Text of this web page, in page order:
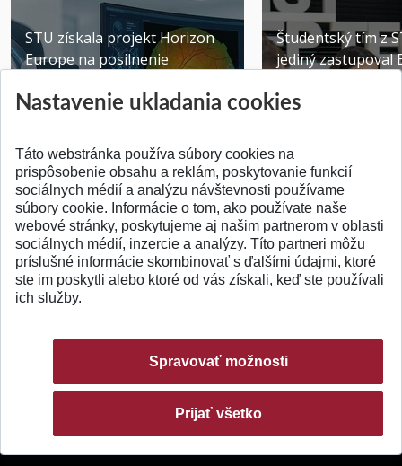
STU získala projekt Horizon
Europe na posilnenie
Publikované 31.07.2026
Študentský tím z
jediný zastupoval
Publikované
SPÄŤ NA VRCH
Nastavenie ukladania cookies
Táto webstránka používa súbory cookies na
prispôsobenie obsahu a reklám, poskytovanie funkcií
sociálnych médií a analýzu návštevnosti používame
súbory cookie. Informácie o tom, ako používate naše
webové stránky, poskytujeme aj našim partnerom v oblasti
sociálnych médií, inzercie a analýzy. Títo partneri môžu
príslušné informácie skombinovať s ďalšími údajmi, ktoré
ste im poskytli alebo ktoré od vás získali, keď ste používali
ich služby.
Spravovať možnosti
Prijať všetko